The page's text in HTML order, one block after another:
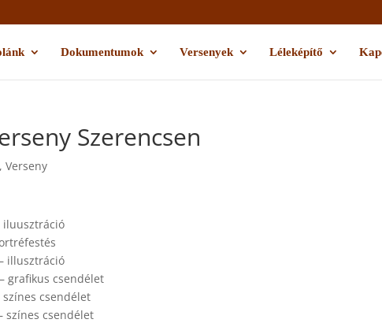
Dokumentumok Versenyek Léleképítő
Szerencsen
,Verseny
iluusztráció
illusztráció
grafikus csendélet
színes csendélet
színes csendélet